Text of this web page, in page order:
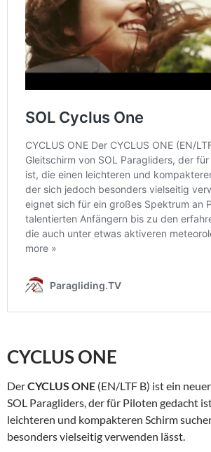
CYCLUS ONE
DerCYCLUS ONE (EN/LTF B) ist ein
SOL Paragliders, der für Piloten gedacht
leichteren und kompakteren Schirm
besonders vielseitig verwenden lässt.